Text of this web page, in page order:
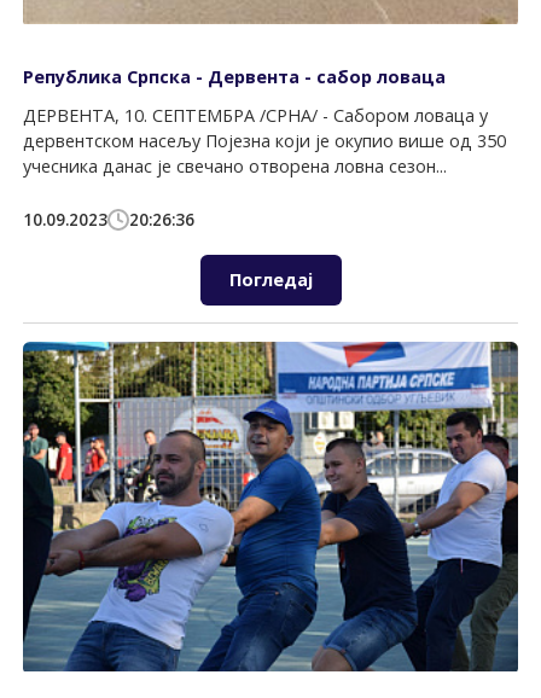
Република Српска - Дервента - сабор ловаца
ДЕРВЕНТА, 10. СЕПТЕМБРА /СРНА/ - Сабором ловаца у
дервентском насељу Појезна који је окупио више од 350
учесника данас је свечано отворена ловна сезон...
10.09.2023 20:26:36
Погледај